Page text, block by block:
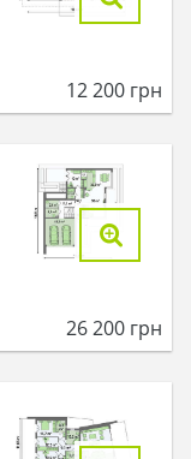
12 200 грн
26 200 грн